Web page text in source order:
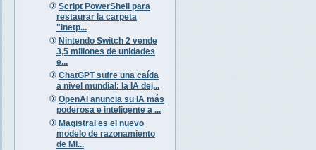
Script PowerShell para
restaurar la carpeta
"inetp...
Nintendo Switch 2 vende
3,5 millones de unidades
e...
ChatGPT sufre una caída
a nivel mundial: la IA dej...
OpenAI anuncia su IA más
poderosa e inteligente a ...
Magistral es el nuevo
modelo de razonamiento
de Mi...